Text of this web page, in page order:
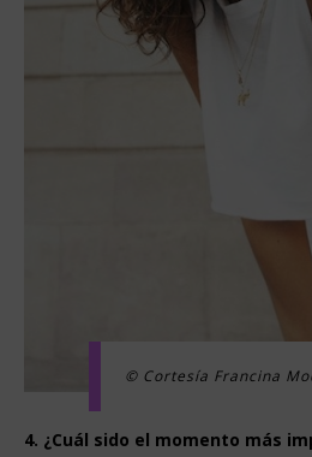
© Cortesía Francina
4. ¿Cuál sido el momento más